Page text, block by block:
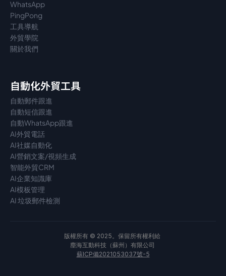
WhatsApp
PingPong
工具導航
外貿學院
關於我們
自動化外貿工具
自動郵件跟進
自動短信跟進
自動WhatsApp跟進
AI外貿電話
AI社媒自動化
AI營銷文案/視頻生成
智能外貿CRM
AI企業知識庫
AI模板管理
AI 垃圾郵件檢測
版權所有 © 2025。保留所有權利給
塵海互動科技（蘇州）有限公司
蘇ICP備2021053037號-5